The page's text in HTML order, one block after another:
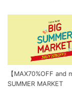
【MAX70%OFF and
SUMMER MARKET